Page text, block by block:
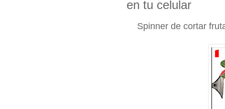
en tu celular
Spinner de cortar